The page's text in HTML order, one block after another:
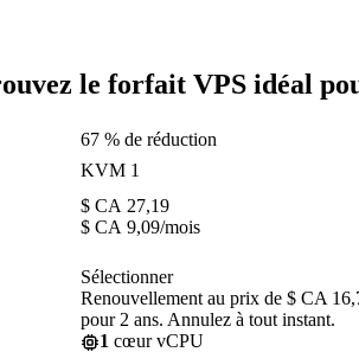
le forfait VPS idéal
67 % de réduction
KVM 1
$ CA 27,19
$ CA 9,09/mois
Sélectionner
Renouvellement au prix de $ CA
pour 2 ans. Annulez à tout instant.
1 cœur vCPU